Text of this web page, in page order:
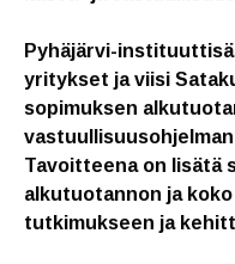
Pyhäjärvi-
yritykset ja viisi
sopimuksen
Tavoitteena on lisätä
alkutuotannon ja
tutkimukseen ja